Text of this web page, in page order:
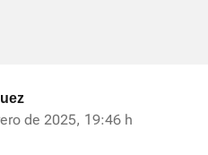
de 2025, 19:46 h